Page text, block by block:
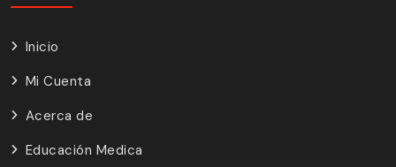
Inicio
Mi Cuenta
Acerca de
Educación Medica